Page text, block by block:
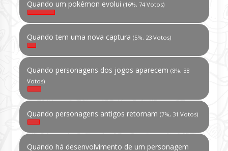
Quando um pokémon evolui (16%, 74 Votos)
Quando tem uma nova captura (5%, 23 Votos)
Quando personagens dos jogos aparecem (8%, 38
Votos)
Quando personagens antigos retornam (7%, 31 Votos)
Quando há desenvolvimento de um personagem